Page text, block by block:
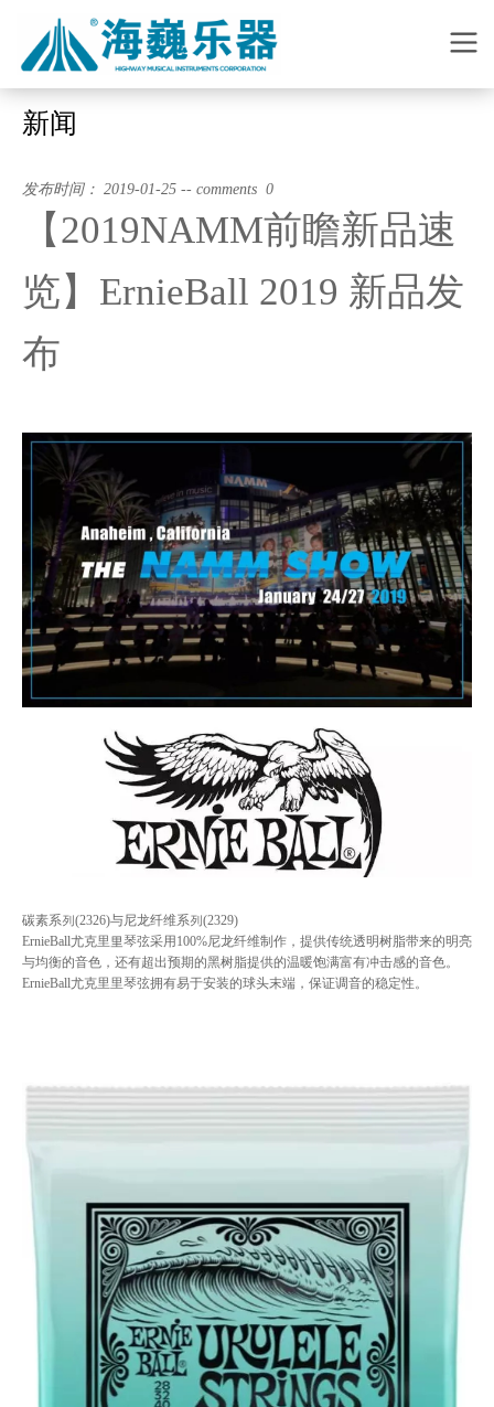
新闻
发布时间： 2019-01-25 -- comments 0
【2019NAMM前瞻新品速
览】ErnieBall 2019 新品发
布
碳素系列(2326)与尼龙纤维系列(2329)
ErnieBall尤克里里琴弦采⽤100%尼⻰纤维制作，提供传统透明树脂带来的明亮
与均衡的⾳色，还有超出预期的黑树脂提供的温暖饱满富有冲击感的⾳色。
ErnieBall尤克⾥里琴弦拥有易于安装的球头末端，保证调⾳的稳定性。